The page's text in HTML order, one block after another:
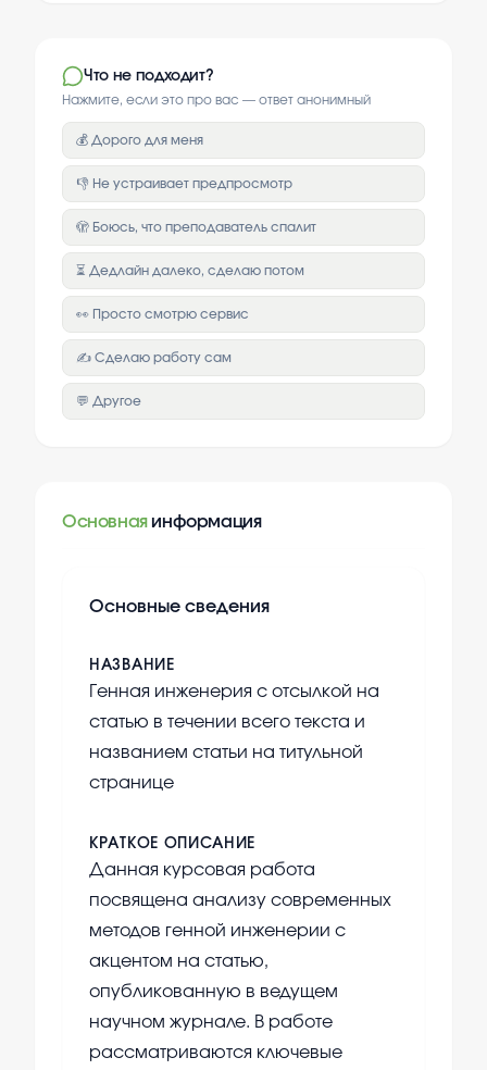
Что не подходит?
Нажмите, если это про вас — ответ анонимный
💰 Дорого для меня
👎 Не устраивает предпросмотр
🫣 Боюсь, что преподаватель спалит
⏳ Дедлайн далеко, сделаю потом
👀 Просто смотрю сервис
✍️ Сделаю работу сам
💬 Другое
Основная информация
Основные сведения
НАЗВАНИЕ
Генная инженерия с отсылкой на
статью в течении всего текста и
названием статьи на титульной
странице
КРАТКОЕ ОПИСАНИЕ
Данная курсовая работа
посвящена анализу современных
методов генной инженерии с
акцентом на статью,
опубликованную в ведущем
научном журнале. В работе
рассматриваются ключевые